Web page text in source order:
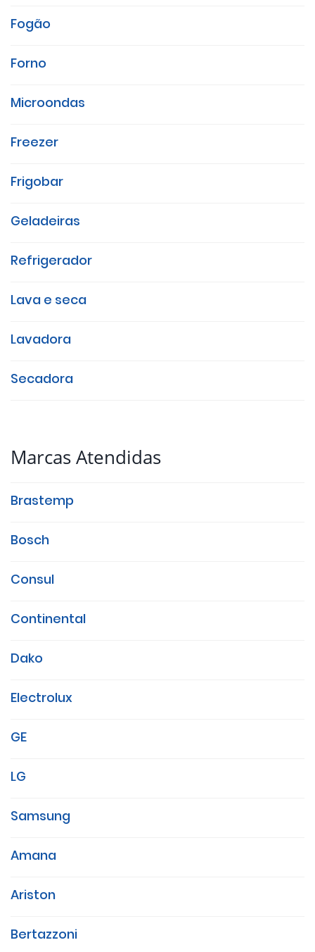
Fogão
Forno
Microondas
Freezer
Frigobar
Geladeiras
Refrigerador
Lava e seca
Lavadora
Secadora
Marcas Atendidas
Brastemp
Bosch
Consul
Continental
Dako
Electrolux
GE
LG
Samsung
Amana
Ariston
Bertazzoni